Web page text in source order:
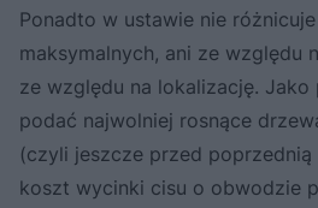
Ponadto w ustawie nie
maksymalnych, ani ze względu
ze względu na lokalizację. Jako
podać najwolniej rosnące
(czyli jeszcze przed poprzednią
koszt wycinki cisu o obwodzie